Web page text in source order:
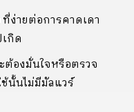
ที่ง่ายต่อการคาดเดา
กิด
ต้องมั่นใจหรือตรวจ
นั้นไม่มีมัลแวร์